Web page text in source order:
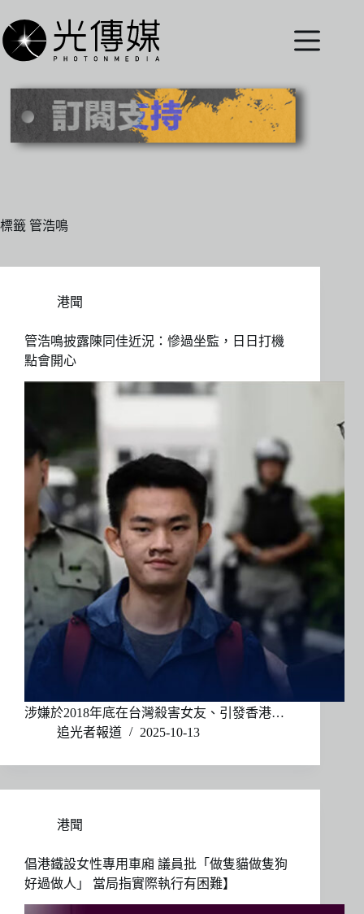
至
主
內
標籤 管浩鳴
港聞
管浩鳴披露陳同佳近況：慘過坐監，日日打機
點會開心
涉嫌於2018年底在台灣殺害女友、引發香港…
追光者報道
2025-10-13
港聞
倡港鐵設女性專用車廂 議員批「做隻貓做隻狗
好過做人」 當局指實際執行有困難】